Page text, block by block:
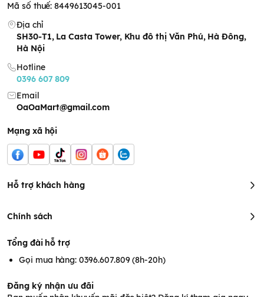
Mã số thuế: 8449613045-001
Địa chỉ
SH30-T1, La Casta Tower, Khu đô thị Văn Phú, Hà Đông,
Hà Nội
Hotline
0396 607 809
Email
OaOaMart@gmail.com
Mạng xã hội
Hỗ trợ khách hàng
Chính sách
Tổng đài hỗ trợ
Gọi mua hàng: 0396.607.809 (8h-20h)
Đăng ký nhận ưu đãi